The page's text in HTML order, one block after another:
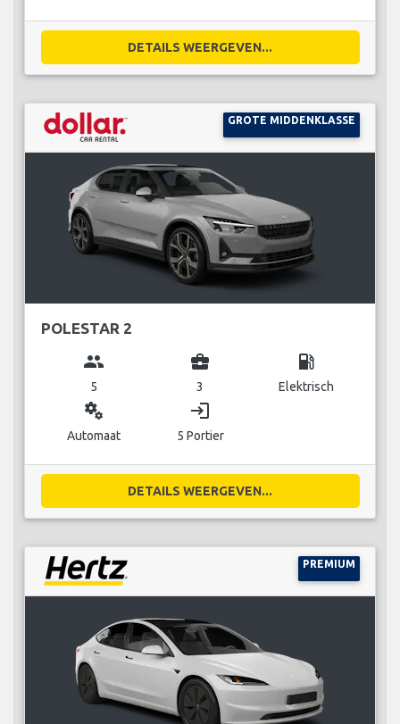
DETAILS WEERGEVEN...
GROTE MIDDENKLASSE
POLESTAR 2
group
5
business_center
3
local_gas_station
Elektrisch
miscellaneous_services
Automaat
login
5 Portier
DETAILS WEERGEVEN...
PREMIUM